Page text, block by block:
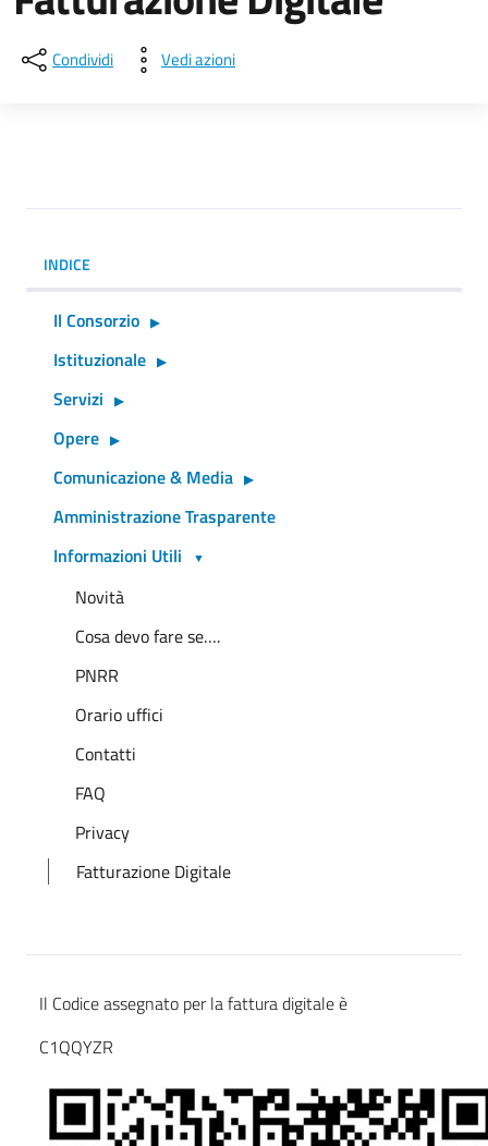
Condividi Vedi azioni
INDICE
Il Consorzio
Istituzionale
Servizi
Opere
Comunicazione & Media
Amministrazione Trasparente
Informazioni Utili
Novità
Cosa devo fare se….
PNRR
Orario uffici
Contatti
FAQ
Privacy
Fatturazione Digitale
Il Codice assegnato per la fattura digitale è
C1QQYZR